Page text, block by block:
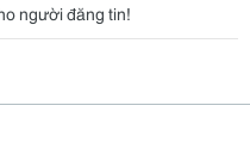
người đăng tin!